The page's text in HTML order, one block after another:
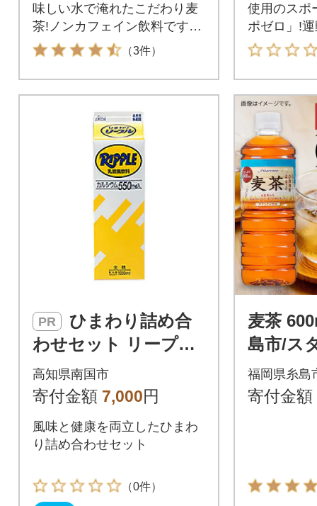
味しい水で淹れたこだわり麦
茶!ノンカフェイン飲料ですの
で、小さなお子様から妊婦さ
ん等幅広い世代にお楽しみい
ただけます。六条大麦を「熱
風焙煎」、「砂焙煎」といっ
た2つの製法で各製法を3度焙
煎することで、麦の香ばしい
香りと甘みが良く出た商品に
仕上げました。
（3件）
使用のスポ
ポゼロ」!
もおすすめ
PR
わせセット リープル2
サイズ&ひまわりコー
ヒー&ソフトヨーグル
高知県南国市
寄付金額 7,000円
風味と健康を両立したひまわ
り詰め合わせセット
（0件）
麦茶
島市/ス
茶 ペッ
M005]
福岡県糸島
寄付金額